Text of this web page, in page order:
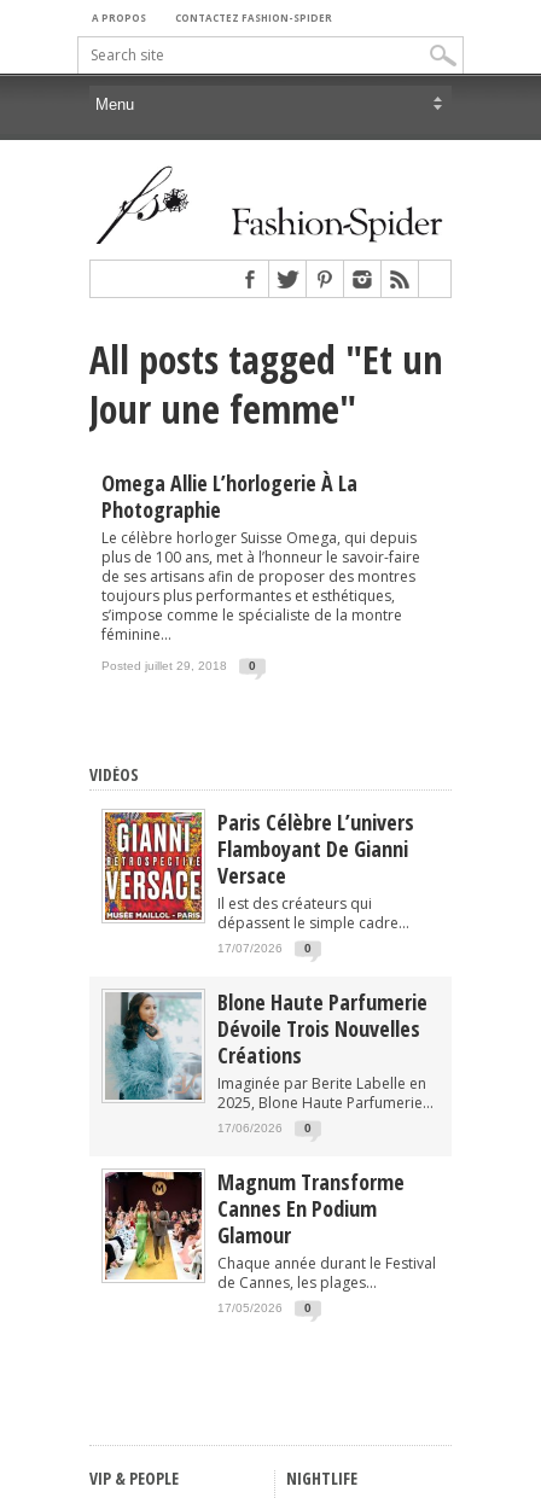
A PROPOS CONTACTEZ FASHION-SPIDER
All posts tagged "Et un
Jour une femme"
Omega Allie L’horlogerie À La
Photographie
Le célèbre horloger Suisse Omega, qui depuis
plus de 100 ans, met à l’honneur le savoir-faire
de ses artisans afin de proposer des montres
toujours plus performantes et esthétiques,
s’impose comme le spécialiste de la montre
féminine...
Posted juillet 29, 2018 0
VIDÉOS
Paris Célèbre L’univers
Flamboyant De Gianni
Versace
Il est des créateurs qui
dépassent le simple cadre...
17/07/2026 0
Blone Haute Parfumerie
Dévoile Trois Nouvelles
Créations
Imaginée par Berite Labelle en
2025, Blone Haute Parfumerie...
17/06/2026 0
Magnum Transforme
Cannes En Podium
Glamour
Chaque année durant le Festival
de Cannes, les plages...
17/05/2026 0
VIP & PEOPLE NIGHTLIFE